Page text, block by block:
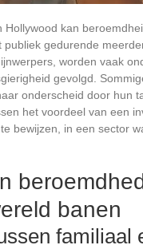
Hollywood kan
gedurende
worden vaak
gevolgd.
onderscheid door hun
het voordeel van een
bewijzen, in een sector
banen
familiaal